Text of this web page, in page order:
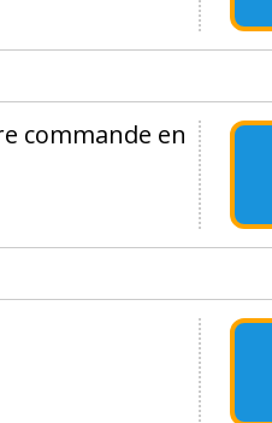
commande en